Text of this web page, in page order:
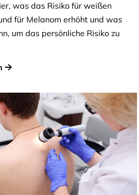
was das Risiko für weißen
für Melanom erhöht und was
um das persönliche Risiko zu